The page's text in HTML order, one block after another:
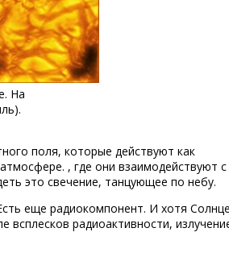
На
поля, которые действуют как
, где они взаимодействуют с
это свечение, танцующее по небу.
еще радиокомпонент. И хотя
всплесков радиоактивности,